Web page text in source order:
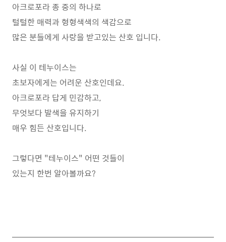
아크로포라 종 중의 하나로
털털한 매력과 형형색색의 색감으로
많은 분들에게 사랑을 받고있는 산호 입니다.
사실 이 테누이스는
초보자에게는 어려운 산호인데요.
아크로포라 답게 민감하고,
무엇보다 발색을 유지하기
매우 힘든 산호입니다.
그렇다면 "테누이스" 어떤 것들이
있는지 한번 알아볼까요?